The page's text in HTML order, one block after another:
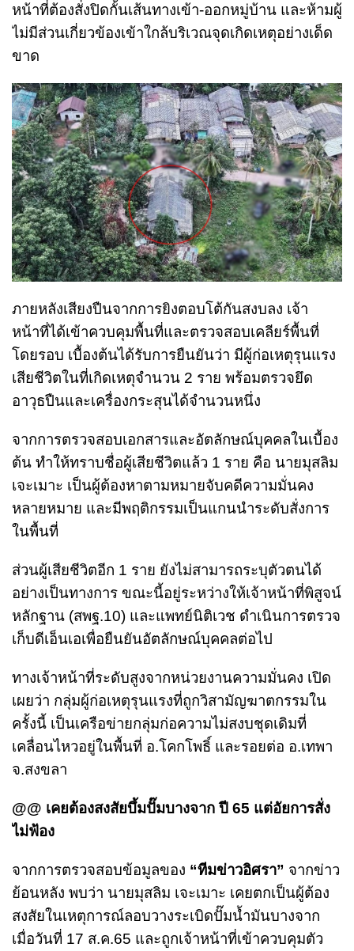
หน้าที่ต้องสั่งปิดกั้นเส้นทางเข้า-ออกหมู่บ้าน และห้ามผู้
ไม่มีส่วนเกี่ยวข้องเข้าใกล้บริเวณจุดเกิดเหตุอย่างเด็ด
ขาด
ภายหลังเสียงปืนจากการยิงตอบโต้กันสงบลง เจ้า
หน้าที่ได้เข้าควบคุมพื้นที่และตรวจสอบเคลียร์พื้นที่
โดยรอบ เบื้องต้นได้รับการยืนยันว่า มีผู้ก่อเหตุรุนแรง
เสียชีวิตในที่เกิดเหตุจำนวน 2 ราย พร้อมตรวจยึด
อาวุธปืนและเครื่องกระสุนได้จำนวนหนึ่ง
จากการตรวจสอบเอกสารและอัตลักษณ์บุคคลในเบื้อง
ต้น ทำให้ทราบชื่อผู้เสียชีวิตแล้ว 1 ราย คือ นายมุสลิม
เจะเมาะ เป็นผู้ต้องหาตามหมายจับคดีความมั่นคง
หลายหมาย และมีพฤติกรรมเป็นแกนนำระดับสั่งการ
ในพื้นที่
ส่วนผู้เสียชีวิตอีก 1 ราย ยังไม่สามารถระบุตัวตนได้
อย่างเป็นทางการ ขณะนี้อยู่ระหว่างให้เจ้าหน้าที่พิสูจน์
หลักฐาน (สพฐ.10) และแพทย์นิติเวช ดำเนินการตรวจ
เก็บดีเอ็นเอเพื่อยืนยันอัตลักษณ์บุคคลต่อไป
ทางเจ้าหน้าที่ระดับสูงจากหน่วยงานความมั่นคง เปิด
เผยว่า กลุ่มผู้ก่อเหตุรุนแรงที่ถูกวิสามัญฆาตกรรมใน
ครั้งนี้ เป็นเครือข่ายกลุ่มก่อความไม่สงบชุดเดิมที่
เคลื่อนไหวอยู่ในพื้นที่ อ.โคกโพธิ์ และรอยต่อ อ.เทพา
จ.สงขลา
@@ เคยต้องสงสัยบึ้มปั๊มบางจาก ปี 65 แต่อัยการสั่ง
ไม่ฟ้อง
จากการตรวจสอบข้อมูลของ “ทีมข่าวอิศรา” จากข่าว
ย้อนหลัง พบว่า นายมุสลิม เจะเมาะ เคยตกเป็นผู้ต้อง
สงสัยในเหตุการณ์ลอบวางระเบิดปั๊มน้ำมันบางจาก
เมื่อวันที่ 17 ส.ค.65 และถูกเจ้าหน้าที่เข้าควบคุมตัว